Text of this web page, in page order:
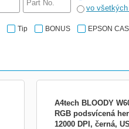
vo
Tip BONUS EPSON
A4tech BLOODY
RGB podsvícená
12000 DPI, černá,